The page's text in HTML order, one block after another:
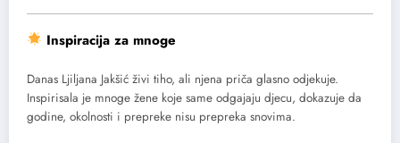
Inspiracija za mnoge
Danas Ljiljana Jakšić živi tiho, ali njena priča glasno odjekuje.
Inspirisala je mnoge žene koje same odgajaju djecu, dokazuje da
godine, okolnosti i prepreke nisu prepreka snovima.